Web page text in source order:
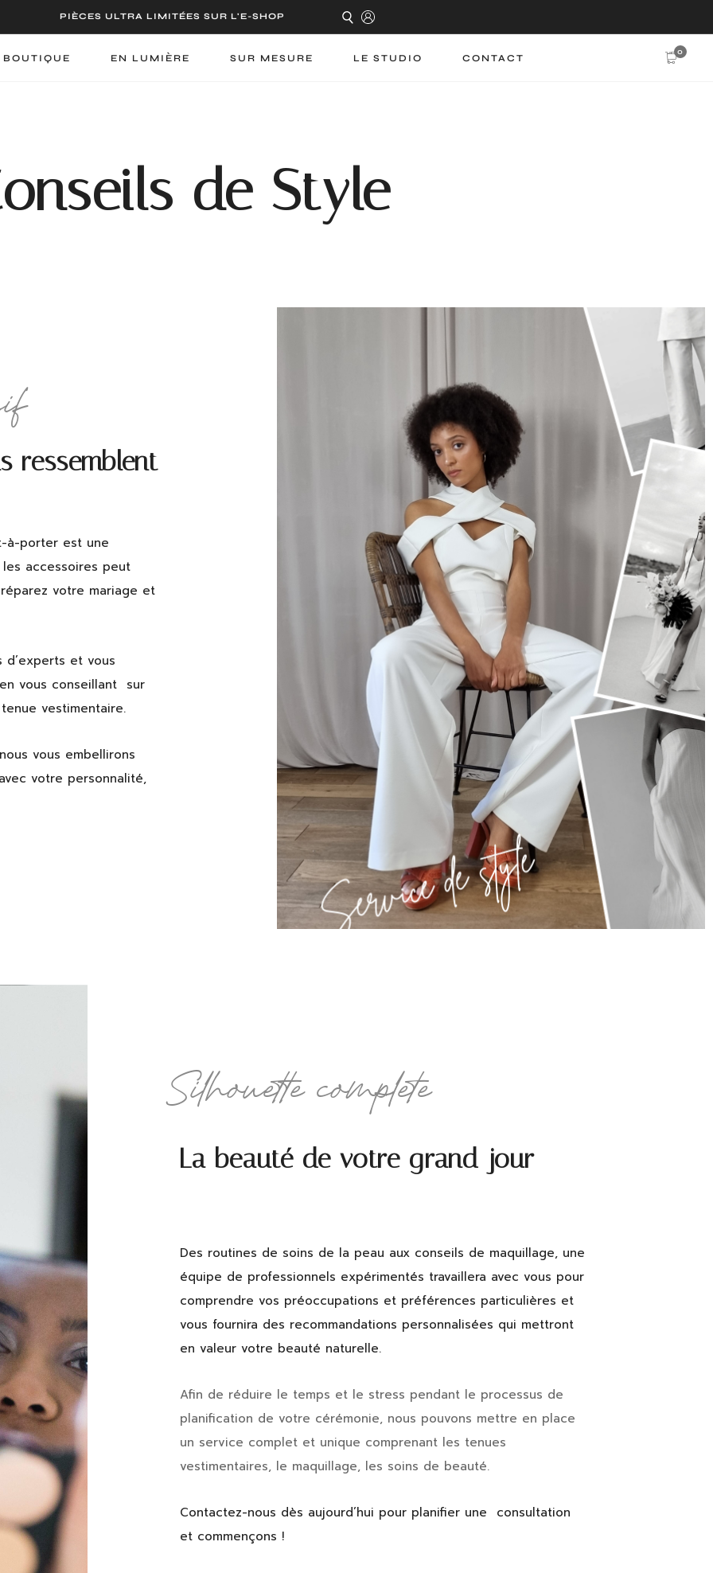
PIÈCES ULTRA LIMITÉES SUR L'E-SHOP
EN LUMIÈRE SUR MESURE LE STUDIO CONTACT
0
de Style
ressemblent
à-porter est une
accessoires peut
votre mariage et
d’experts et vous
vous conseillant sur
vestimentaire.
vous embellirons
votre personnalité,
Silhouette complete
La beauté de votre grand jour
Des routines de soins de la peau aux conseils de maquillage, une
équipe de professionnels expérimentés travaillera avec vous pour
comprendre vos préoccupations et préférences particulières et
vous fournira des recommandations personnalisées qui mettront
en valeur votre beauté naturelle.
Afin de réduire le temps et le stress pendant le processus de
planification de votre cérémonie, nous pouvons mettre en place
un service complet et unique comprenant les tenues
vestimentaires, le maquillage, les soins de beauté.
Contactez-nous dès aujourd’hui pour planifier une consultation
et commençons !